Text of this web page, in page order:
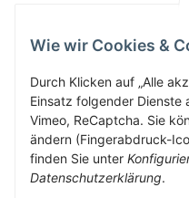
4982
Wie wir Cookies &
Durch Klicken auf „Alle
Einsatz folgender Dienste
Vimeo, ReCaptcha. Sie
ändern (Fingerabdruck-
finden Sie unter
Datenschutzerklärung.